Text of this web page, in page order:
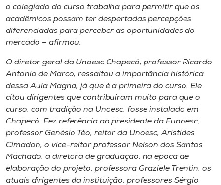
o colegiado do curso trabalha para permitir que os
acadêmicos possam ter despertadas percepções
diferenciadas para perceber as oportunidades do
mercado – afirmou.
O diretor geral da Unoesc Chapecó, professor Ricardo
Antonio de Marco, ressaltou a importância histórica
dessa Aula Magna, já que é a primeira do curso. Ele
citou dirigentes que contribuíram muito para que o
curso, com tradição na Unoesc, fosse instalado em
Chapecó. Fez referência ao presidente da Funoesc,
professor Genésio Téo, reitor da Unoesc, Aristides
Cimadon, o vice-reitor professor Nelson dos Santos
Machado, a diretora de graduação, na época de
elaboração do projeto, professora Graziele Trentin, os
atuais dirigentes da instituição, professores Sérgio